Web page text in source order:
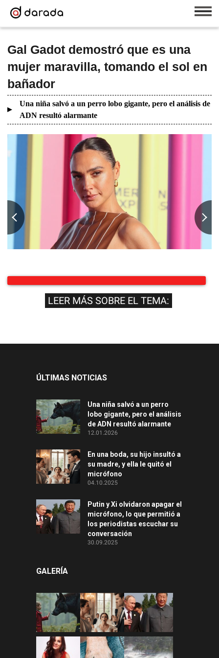
Gal Gadot demostró que es una
mujer maravilla, tomando el sol en
bañador
Una niña salvó a un perro lobo gigante, pero el análisis de
ADN resultó alarmante
LEER MÁS SOBRE EL TEMA:
ÚLTIMAS NOTICIAS
Una niña salvó a un perro
lobo gigante, pero el análisis
de ADN resultó alarmante
12.01.2026
En una boda, su hijo insultó a
su madre, y ella le quitó el
micrófono
04.10.2025
Putin y Xi olvidaron apagar el
micrófono, lo que permitió a
los periodistas escuchar su
conversación
30.09.2025
GALERÍA